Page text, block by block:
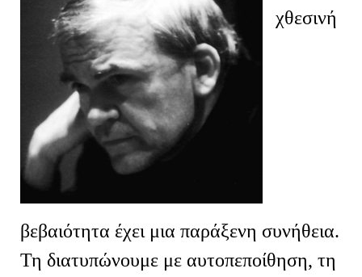
χθεσινή
βεβαιότητα έχει μια παράξενη συνήθεια.
Τη διατυπώνουμε με αυτοπεποίθηση, τη